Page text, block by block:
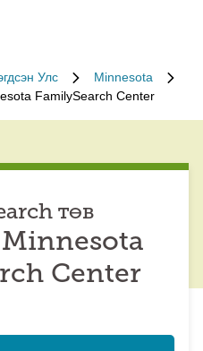
Улс
Minnesota
FamilySearch Center
төв
Center